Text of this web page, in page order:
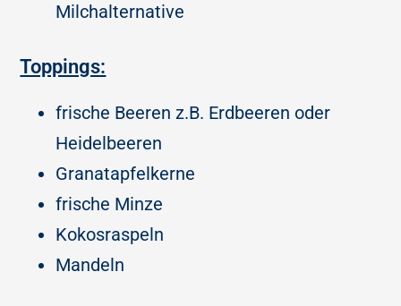
Milchalternative
Toppings:
frische Beeren z.B. Erdbeeren oder
Heidelbeeren
Granatapfelkerne
frische Minze
Kokosraspeln
Mandeln